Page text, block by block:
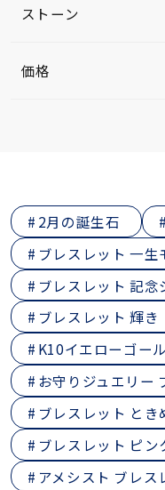
ストーン
価格
2月の誕生石
ブレスレット 一生
ブレスレット 記念
ブレスレット 輝き
K10イエローゴー
お守りジュエリー
ブレスレット とき
ブレスレット ピ
アメシスト ブレス